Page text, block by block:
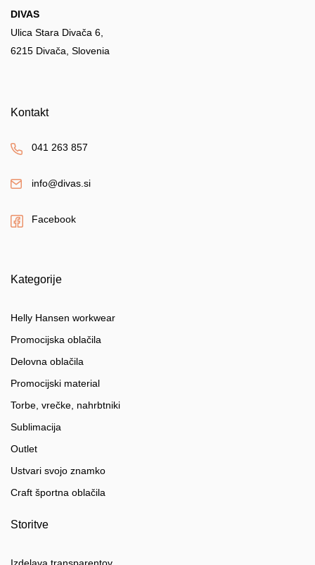
DIVAS
Ulica Stara Divača 6,
6215 Divača, Slovenia
Kontakt
041 263 857
info@divas.si
Facebook
Kategorije
Helly Hansen workwear
Promocijska oblačila
Delovna oblačila
Promocijski material
Torbe, vrečke, nahrbtniki
Sublimacija
Outlet
Ustvari svojo znamko
Craft športna oblačila
Storitve